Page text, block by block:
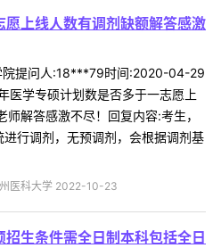
上线人数有调剂缺额解答感激
院提问人:18***79时间:2020-04-29
医学专硕计划数是否多于一志愿上
解答感激不尽！回复内容:考生，
进行调剂，无预调剂，会根据调剂基
医科大学 2022-10-23
生条件需全日制本科包括全日